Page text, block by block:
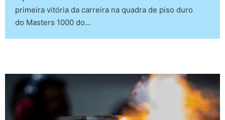
primeira vitória da carreira na quadra de piso duro
do Masters 1000 do…